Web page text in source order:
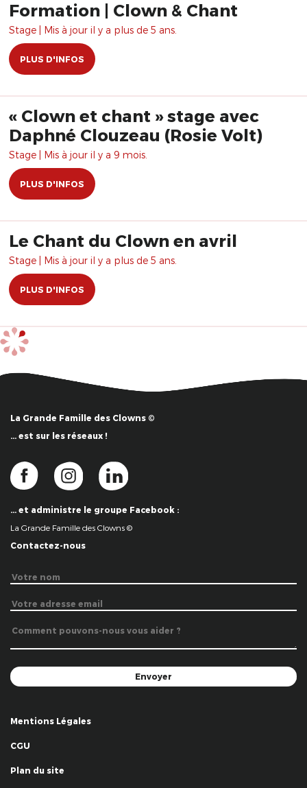
Formation | Clown & Chant
Stage | Mis à jour il y a plus de 5 ans.
PLUS D'INFOS
« Clown et chant » stage avec
Daphné Clouzeau (Rosie Volt)
Stage | Mis à jour il y a 9 mois.
PLUS D'INFOS
Le Chant du Clown en avril
Stage | Mis à jour il y a plus de 5 ans.
PLUS D'INFOS
La Grande Famille des Clowns ©
… est sur les réseaux !
… et administre le groupe Facebook :
La Grande Famille des Clowns ©
Contactez-nous
Mentions Légales
CGU
Plan du site